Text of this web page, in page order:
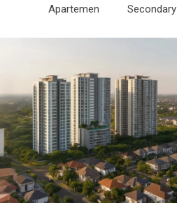
Apartemen Secondary